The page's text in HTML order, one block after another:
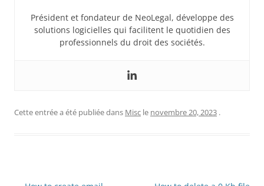
Président et fondateur de NeoLegal, développe des
solutions logicielles qui facilitent le quotidien des
professionnels du droit des sociétés.
Cette entrée a été publiée dans Misc le novembre 20, 2023 .